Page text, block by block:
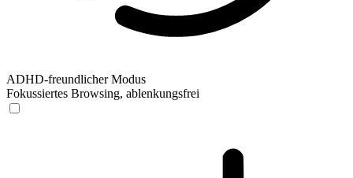
ADHD-freundlicher Modus
Fokussiertes Browsing, ablenkungsfrei